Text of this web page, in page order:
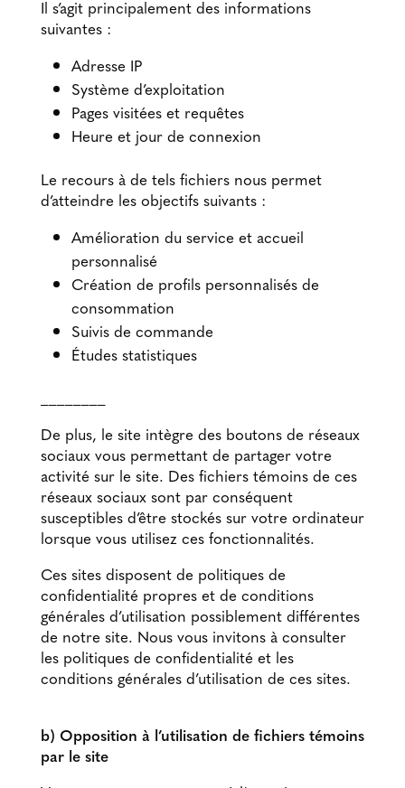
Il s’agit principalement des informations
suivantes :
Adresse IP
Système d’exploitation
Pages visitées et requêtes
Heure et jour de connexion
Le recours à de tels fichiers nous permet
d’atteindre les objectifs suivants :
Amélioration du service et accueil
personnalisé
Création de profils personnalisés de
consommation
Suivis de commande
Études statistiques
De plus, le site intègre des boutons de réseaux
sociaux vous permettant de partager votre
activité sur le site. Des fichiers témoins de ces
réseaux sociaux sont par conséquent
susceptibles d’être stockés sur votre ordinateur
lorsque vous utilisez ces fonctionnalités.
Ces sites disposent de politiques de
confidentialité propres et de conditions
générales d’utilisation possiblement différentes
de notre site. Nous vous invitons à consulter
les politiques de confidentialité et les
conditions générales d’utilisation de ces sites.
b) Opposition à l’utilisation de fichiers témoins
par le site